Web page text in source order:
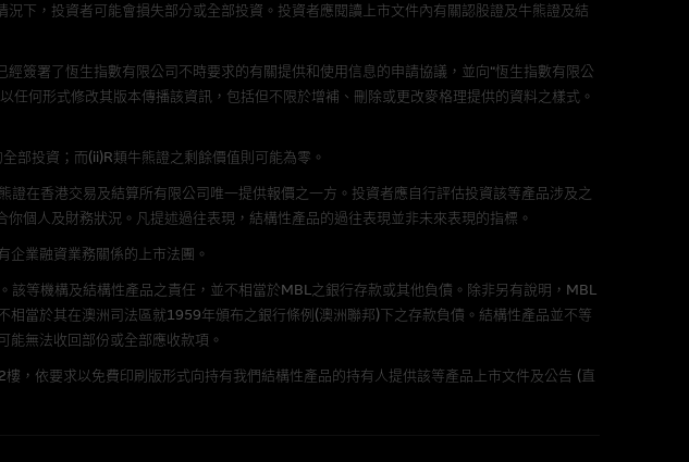
論是否屬於第三者)而引起的責任。麥格理集團並且對此等軟件
及盈利虧損)。
以及發行商的財務與其他資料已載列於基本上市文件及相關之
容許，閣下在獲得麥格理集團的書面同意前，不可複製、改
下，投資者可能會損失部分或全部投資。投資者應閱讀上市文件內有關認股證及牛熊證及結
簽署了恆生指數有限公司不時要求的有關提供和使用信息的申請協議，並向“恆生指數有限公
何形式修改其版本傳播該資訊，包括但不限於增補、刪除或更改麥格理提供的資料之樣式。
部投資；而(ii)R類牛熊證之剩餘價值則可能為零。
在香港交易及結算所有限公司唯一提供報價之一方。投資者應自行評估投資該等產品涉及之
個人及財務狀況。凡提述過往表現，結構性產品的過往表現並非未來表現的指標。
企業融資業務關係的上市法團。
等機構及結構性產品之責任，並不相當於MBL之銀行存款或其他負債。除非另有說明，MBL
當於其在澳洲司法區就1959年頒布之銀行條例(澳洲聯邦)下之存款負債。結構性產品並不等
無法收回部份或全部應收款項。
，依要求以免費印刷版形式向持有我們結構性產品的持有人提供該等產品上市文件及公告 (直